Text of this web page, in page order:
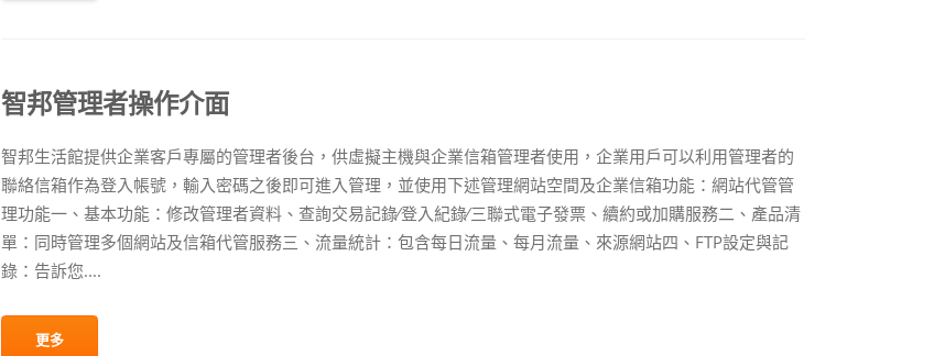
智邦管理者操作介面
智邦生活館提供企業客戶專屬的管理者後台，供虛擬主機與企業信箱管理者使用，企業用戶可以利用管理者的
聯絡信箱作為登入帳號，輸入密碼之後即可進入管理，並使用下述管理網站空間及企業信箱功能：網站代管管
理功能一、基本功能：修改管理者資料、查詢交易記錄∕登入紀錄∕三聯式電子發票、續約或加購服務二、產品清
單：同時管理多個網站及信箱代管服務三、流量統計：包含每日流量、每月流量、來源網站四、FTP設定與記
錄：告訴您....
更多